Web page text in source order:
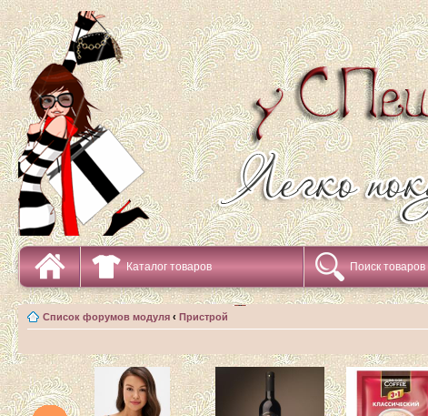
Каталог товаров Поиск товаров
Список форумов модуля ‹ Пристрой